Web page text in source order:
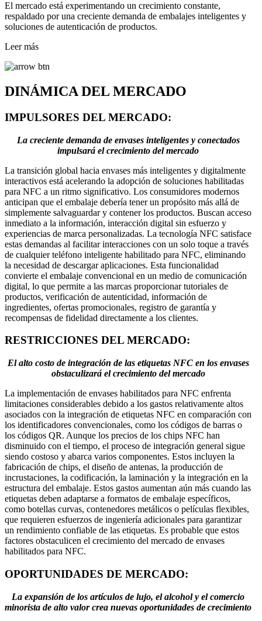
El mercado está experimentando un crecimiento constante,
respaldado por una creciente demanda de embalajes inteligentes y
soluciones de autenticación de productos.
Leer más
DINÁMICA DEL MERCADO
IMPULSORES DEL MERCADO:
La creciente demanda de envases inteligentes y conectados
impulsará el crecimiento del mercado
La transición global hacia envases más inteligentes y digitalmente
interactivos está acelerando la adopción de soluciones habilitadas
para NFC a un ritmo significativo. Los consumidores modernos
anticipan que el embalaje debería tener un propósito más allá de
simplemente salvaguardar y contener los productos. Buscan acceso
inmediato a la información, interacción digital sin esfuerzo y
experiencias de marca personalizadas. La tecnología NFC satisface
estas demandas al facilitar interacciones con un solo toque a través
de cualquier teléfono inteligente habilitado para NFC, eliminando
la necesidad de descargar aplicaciones. Esta funcionalidad
convierte el embalaje convencional en un medio de comunicación
digital, lo que permite a las marcas proporcionar tutoriales de
productos, verificación de autenticidad, información de
ingredientes, ofertas promocionales, registro de garantía y
recompensas de fidelidad directamente a los clientes.
RESTRICCIONES DEL MERCADO:
El alto costo de integración de las etiquetas NFC en los envases
obstaculizará el crecimiento del mercado
La implementación de envases habilitados para NFC enfrenta
limitaciones considerables debido a los gastos relativamente altos
asociados con la integración de etiquetas NFC en comparación con
los identificadores convencionales, como los códigos de barras o
los códigos QR. Aunque los precios de los chips NFC han
disminuido con el tiempo, el proceso de integración general sigue
siendo costoso y abarca varios componentes. Estos incluyen la
fabricación de chips, el diseño de antenas, la producción de
incrustaciones, la codificación, la laminación y la integración en la
estructura del embalaje. Estos gastos aumentan aún más cuando las
etiquetas deben adaptarse a formatos de embalaje específicos,
como botellas curvas, contenedores metálicos o películas flexibles,
que requieren esfuerzos de ingeniería adicionales para garantizar
un rendimiento confiable de las etiquetas. Es probable que estos
factores obstaculicen el crecimiento del mercado de envases
habilitados para NFC.
OPORTUNIDADES DE MERCADO:
La expansión de los artículos de lujo, el alcohol y el comercio
minorista de alto valor crea nuevas oportunidades de crecimiento